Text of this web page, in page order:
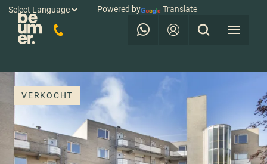
Powered by Translate
VERKOCHT